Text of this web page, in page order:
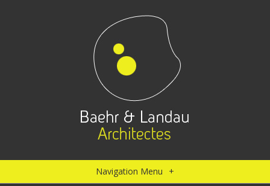
Navigation Menu +